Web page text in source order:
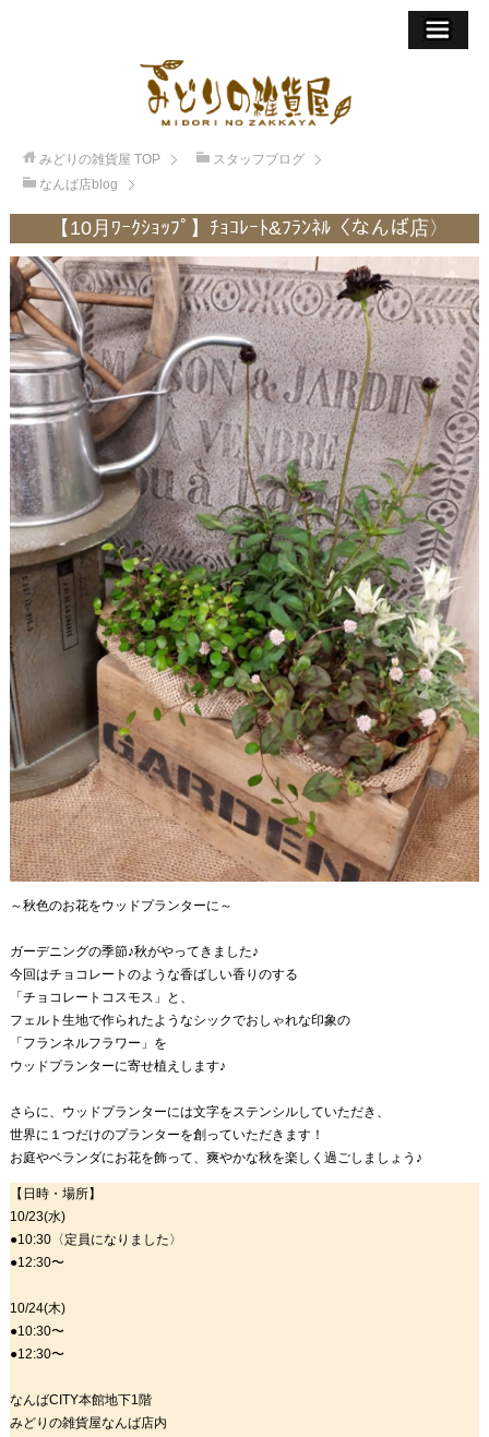
みどりの雑貨屋 TOP
スタッフブログ
なんば店blog
【10月ﾜｰｸｼｮｯﾌﾟ】ﾁｮｺﾚｰﾄ&ﾌﾗﾝﾈﾙ〈なんば店〉
～秋色のお花をウッドプランターに～
ガーデニングの季節♪秋がやってきました♪
今回はチョコレートのような香ばしい香りのする
「チョコレートコスモス」と、
フェルト生地で作られたようなシックでおしゃれな印象の
「フランネルフラワー」を
ウッドプランターに寄せ植えします♪
さらに、ウッドプランターには文字をステンシルしていただき、
世界に１つだけのプランターを創っていただきます！
お庭やベランダにお花を飾って、爽やかな秋を楽しく過ごしましょう♪
【日時・場所】
10/23(水)
●10:30〈定員になりました〉
●12:30〜
10/24(木)
●10:30〜
●12:30〜
なんばCITY本館地下1階
みどりの雑貨屋なんば店内